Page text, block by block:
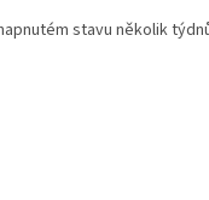
stavu několik